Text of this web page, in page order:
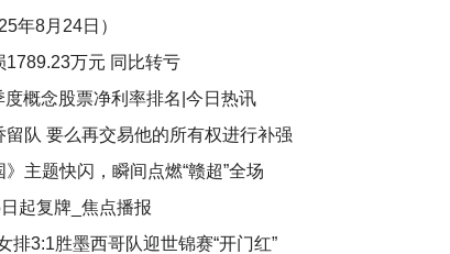
年8月24日）
万元 同比转亏
概念股票净利率排名|今日热讯
队 要么再交易他的所有权进行补强
主题快闪，瞬间点燃“赣超”全场
起复牌_焦点播报
排3:1胜墨西哥队迎世锦赛“开门红”